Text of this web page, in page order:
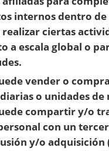
internos dentro de
ciertas
a escala global o
vender o
o unidades de
compartir y/o
con un
y/o adquisición